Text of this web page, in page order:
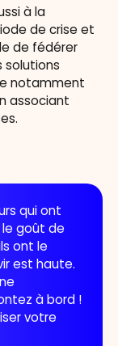
à la
de crise et
de fédérer
notamment
associant
qui ont
goût de
ont le
est haute.
à bord !
votre